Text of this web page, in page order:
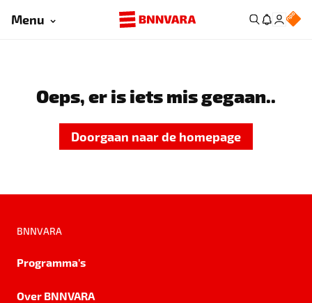
Menu
Oeps, er is iets mis gegaan..
Doorgaan naar de homepage
BNNVARA
Programma's
Over BNNVARA